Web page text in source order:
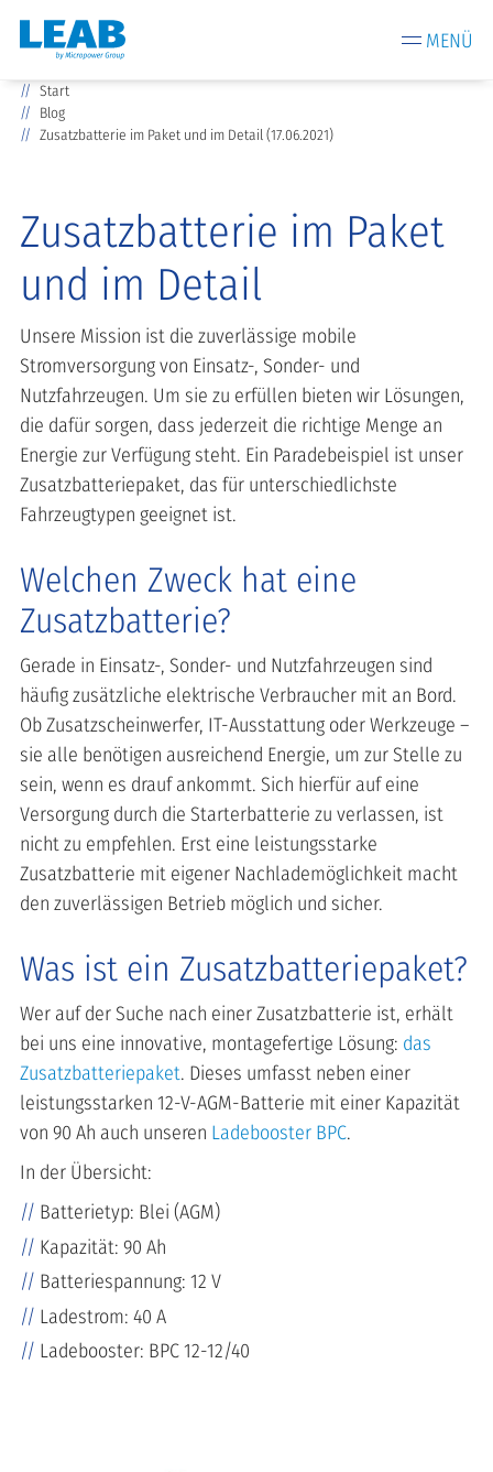
MENÜ
Start
Blog
Zusatzbatterie im Paket und im Detail (17.06.2021)
Zusatzbatterie im Paket
und im Detail
Unsere Mission ist die zuverlässige mobile
Stromversorgung von Einsatz-, Sonder- und
Nutzfahrzeugen. Um sie zu erfüllen bieten wir Lösungen,
die dafür sorgen, dass jederzeit die richtige Menge an
Energie zur Verfügung steht. Ein Paradebeispiel ist unser
Zusatzbatteriepaket, das für unterschiedlichste
Fahrzeugtypen geeignet ist.
Welchen Zweck hat eine
Zusatzbatterie?
Gerade in Einsatz-, Sonder- und Nutzfahrzeugen sind
häufig zusätzliche elektrische Verbraucher mit an Bord.
Ob Zusatzscheinwerfer, IT-Ausstattung oder Werkzeuge –
sie alle benötigen ausreichend Energie, um zur Stelle zu
sein, wenn es drauf ankommt. Sich hierfür auf eine
Versorgung durch die Starterbatterie zu verlassen, ist
nicht zu empfehlen. Erst eine leistungsstarke
Zusatzbatterie mit eigener Nachlademöglichkeit macht
den zuverlässigen Betrieb möglich und sicher.
Was ist ein Zusatzbatteriepaket?
Wer auf der Suche nach einer Zusatzbatterie ist, erhält
bei uns eine innovative, montagefertige Lösung: das
Zusatzbatteriepaket. Dieses umfasst neben einer
leistungsstarken 12-V-AGM-Batterie mit einer Kapazität
von 90 Ah auch unseren Ladebooster BPC.
In der Übersicht:
Batterietyp: Blei (AGM)
Kapazität: 90 Ah
Batteriespannung: 12 V
Ladestrom: 40 A
Ladebooster: BPC 12-12/40